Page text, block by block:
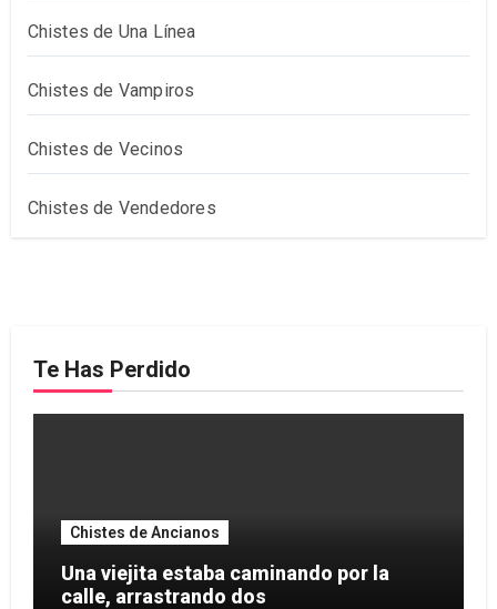
Chistes de Una Línea
Chistes de Vampiros
Chistes de Vecinos
Chistes de Vendedores
Te Has Perdido
Chistes de Ancianos
Una viejita estaba caminando por la
calle, arrastrando dos